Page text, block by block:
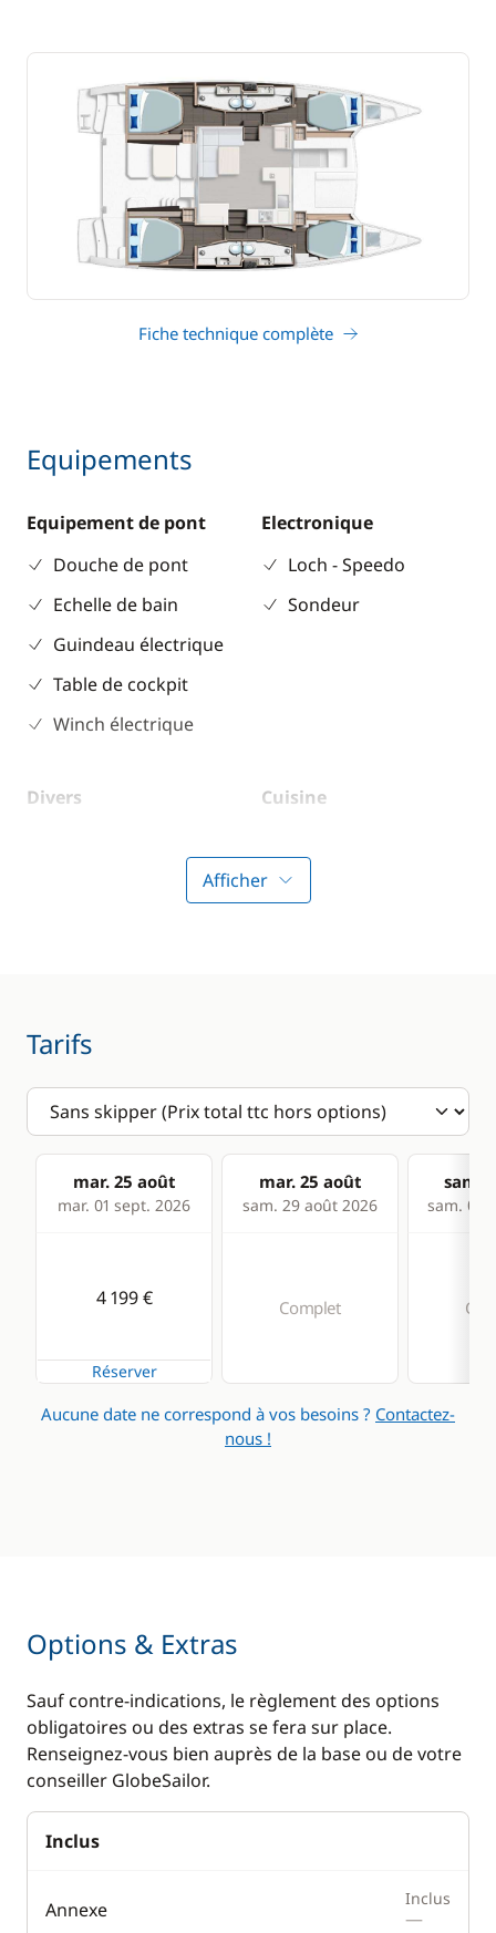
Fiche technique complète
Equipements
Equipement de pont
Douche de pont
Echelle de bain
Guindeau électrique
Table de cockpit
Winch électrique
Electronique
Loch - Speedo
Sondeur
Divers
Cuisine
Cuisinière
Climatisation
Générateur
Panneaux solaires
WC électrique
Afficher
Tarifs
mar. 25 août
mar. 01 sept. 2026
mar. 25 août
sam. 29 août 2026
sam.
sam. 05
4 199 €
Réserver
Complet
Aucune date ne correspond à vos besoins ? Contactez-
nous !
Options & Extras
Sauf contre-indications, le règlement des options
obligatoires ou des extras se fera sur place.
Renseignez-vous bien auprès de la base ou de votre
conseiller GlobeSailor.
Inclus
Annexe Inclus
—